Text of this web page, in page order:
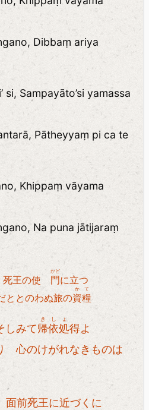
Dibbaṃ ariya
si, Sampayāto’si yamassa
Pātheyyaṃ pi ca te
Khippaṃ vāyama
Na puna jātijaraṃ
死王の使 門
かど
に立つ
ととのわぬ旅の資糧
かて
しみて帰依処
きしょ
得よ
心のけがれなきものは
前死王に近づくに